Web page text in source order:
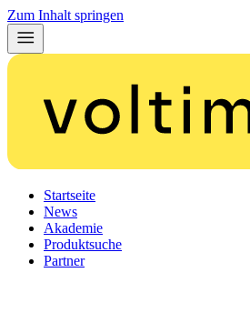
Zum Inhalt springen
Startseite
News
Akademie
Produktsuche
Partner